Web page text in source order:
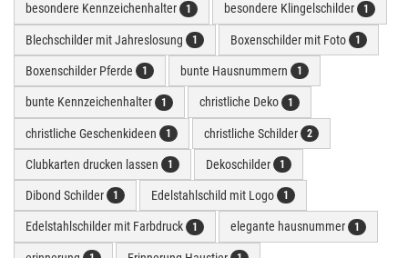
besondere Kennzeichenhalter 1 besondere Klingelschilder 1
Blechschilder mit Jahreslosung 1 Boxenschilder mit Foto 1
Boxenschilder Pferde 1 bunte Hausnummern 1
bunte Kennzeichenhalter 1 christliche Deko 1
christliche Geschenkideen 1 christliche Schilder 2
Clubkarten drucken lassen 1 Dekoschilder 1
Dibond Schilder 1 Edelstahlschild mit Logo 1
Edelstahlschilder mit Farbdruck 1 elegante hausnummer 1